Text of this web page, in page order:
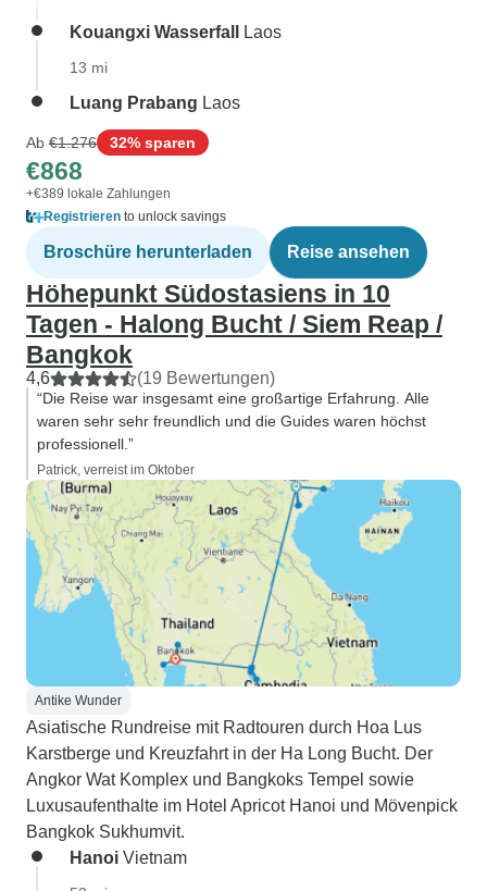
Kouangxi Wasserfall Laos
13 mi
Luang Prabang Laos
Ab €1.276 32% sparen
€868
+€389 lokale Zahlungen
Registrieren to unlock savings
Broschüre herunterladen Reise ansehen
Höhepunkt Südostasiens in 10
Tagen - Halong Bucht / Siem Reap /
Bangkok
4,6 (19 Bewertungen)
“Die Reise war insgesamt eine großartige Erfahrung. Alle
waren sehr sehr freundlich und die Guides waren höchst
professionell.”
Patrick, verreist im Oktober
Antike Wunder
Asiatische Rundreise mit Radtouren durch Hoa Lus
Karstberge und Kreuzfahrt in der Ha Long Bucht. Der
Angkor Wat Komplex und Bangkoks Tempel sowie
Luxusaufenthalte im Hotel Apricot Hanoi und Mövenpick
Bangkok Sukhumvit.
Hanoi Vietnam